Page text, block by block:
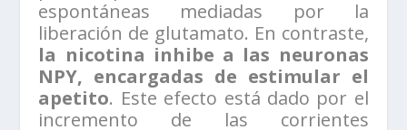
espontáneas mediadas por la
liberación de glutamato. En contraste,
la nicotina inhibe a las neuronas
NPY, encargadas de estimular el
apetito. Este efecto está dado por el
incremento de las corrientes